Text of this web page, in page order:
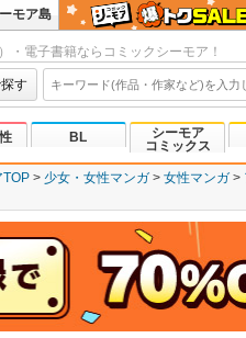
モア島
・電子書籍ならコミックシーモア！
す
BL
シーモア
コミックス
少女・女性マンガ 女性マンガ